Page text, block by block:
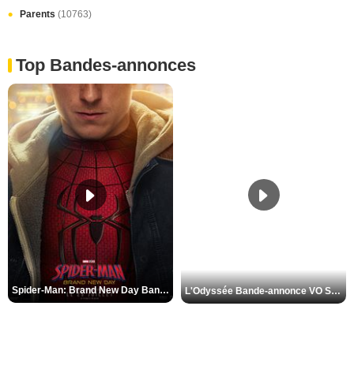
Parents (10763)
Top Bandes-annonces
Spider-Man: Brand New Day Bande-annonce VO STFR L'Odyssée Bande-annonce VO STFR